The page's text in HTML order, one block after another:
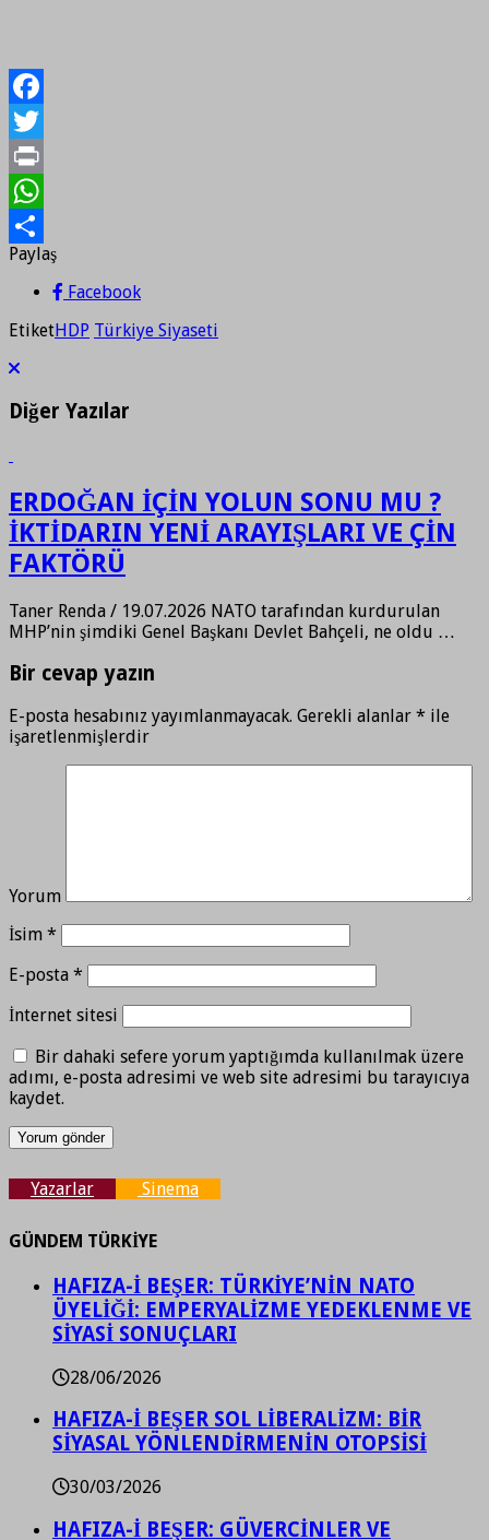
Facebook
Twitter
Print
WhatsApp
Paylaş
Paylaş
Facebook
EtiketHDP Türkiye Siyaseti
Diğer Yazılar
ERDOĞAN İÇİN YOLUN SONU MU ?
İKTİDARIN YENİ ARAYIŞLARI VE ÇİN
FAKTÖRÜ
Taner Renda / 19.07.2026 NATO tarafından kurdurulan
MHP’nin şimdiki Genel Başkanı Devlet Bahçeli, ne oldu …
Bir cevap yazın
E-posta hesabınız yayımlanmayacak. Gerekli alanlar * ile
işaretlenmişlerdir
Yorum
İsim *
E-posta *
İnternet sitesi
Bir dahaki sefere yorum yaptığımda kullanılmak üzere
adımı, e-posta adresimi ve web site adresimi bu tarayıcıya
kaydet.
Yazarlar Sinema
GÜNDEM TÜRKİYE
HAFIZA-İ BEŞER: TÜRKİYE’NİN NATO
ÜYELİĞİ: EMPERYALİZME YEDEKLENME VE
SİYASİ SONUÇLARI
28/06/2026
HAFIZA-İ BEŞER SOL LİBERALİZM: BİR
SİYASAL YÖNLENDİRMENİN OTOPSİSİ
30/03/2026
HAFIZA-İ BEŞER: GÜVERCİNLER VE